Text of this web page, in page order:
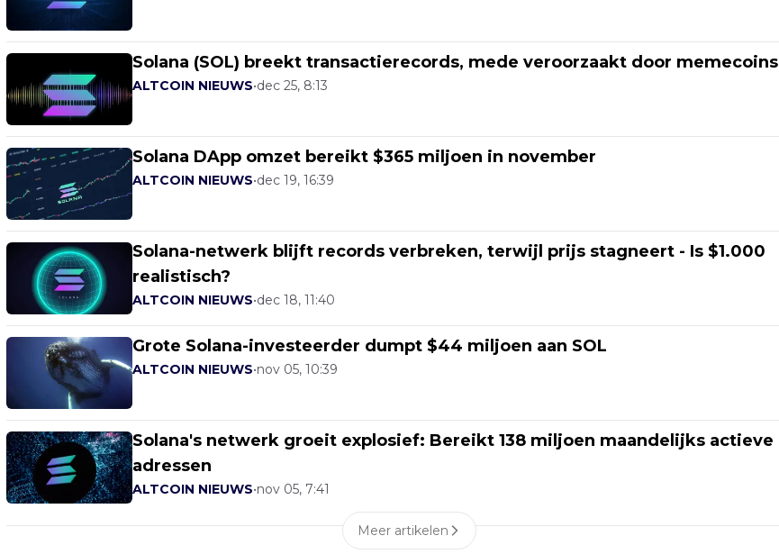
Solana (SOL) breekt transactierecords, mede veroorzaakt door memecoins
ALTCOIN NIEUWS•dec 25, 8:13
Solana DApp omzet bereikt $365 miljoen in november
ALTCOIN NIEUWS•dec 19, 16:39
Solana-netwerk blijft records verbreken, terwijl prijs stagneert - Is $1.000
realistisch?
ALTCOIN NIEUWS•dec 18, 11:40
Grote Solana-investeerder dumpt $44 miljoen aan SOL
ALTCOIN NIEUWS•nov 05, 10:39
Solana's netwerk groeit explosief: Bereikt 138 miljoen maandelijks actieve
adressen
ALTCOIN NIEUWS•nov 05, 7:41
Meer artikelen